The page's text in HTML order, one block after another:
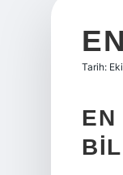
Tarih:
EN